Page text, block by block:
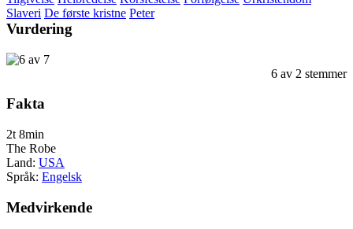
Slaveri De første kristne Peter
Vurdering
6 av 2 stemmer
Fakta
2t 8min
The Robe
Land: USA
Språk: Engelsk
Medvirkende